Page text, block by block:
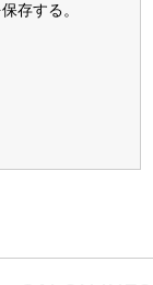
存する。